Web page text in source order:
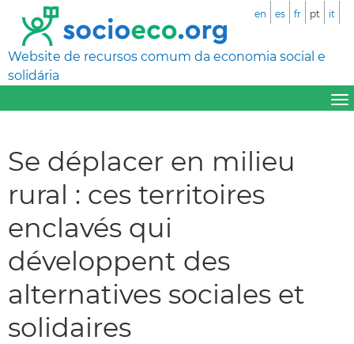
Website de recursos comum da economia social e
solidária
en es fr pt it
Se déplacer en milieu
rural : ces territoires
enclavés qui
développent des
alternatives sociales et
solidaires